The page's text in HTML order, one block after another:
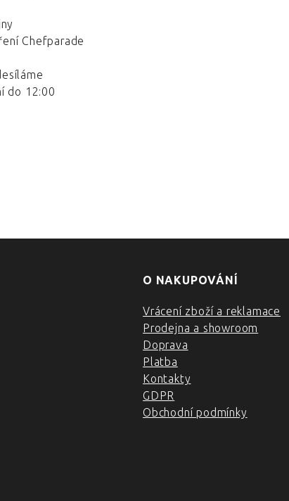
Chefparade
do 12:00
O NAKUPOVÁNÍ
Vrácení zboží a reklamace
Prodejna a showroom
Doprava
Platba
Kontakty
GDPR
Obchodní podmínky